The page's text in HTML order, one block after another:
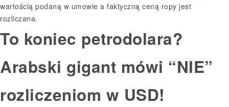
wartością podaną w umowie a faktyczną ceną ropy jest
rozliczana.
To koniec petrodolara?
Arabski gigant mówi “NIE”
rozliczeniom w USD!